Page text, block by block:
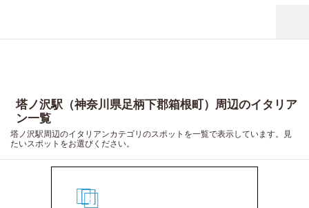
塔ノ沢駅（神奈川県足柄下郡箱根町）周辺のイタリア
ン一覧
塔ノ沢駅周辺のイタリアンカテゴリのスポットを一覧で表示しています。見
たいスポットをお選びください。
2
3
4
5